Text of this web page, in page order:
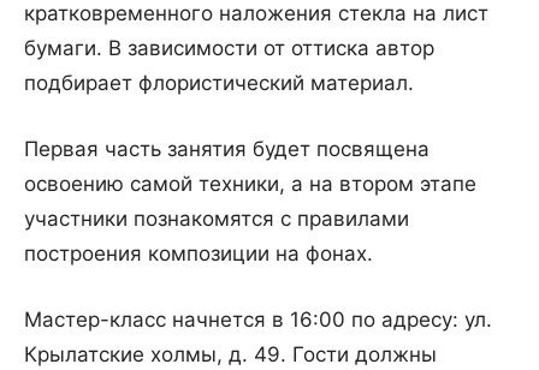
кратковременного наложения стекла на лист
бумаги. В зависимости от оттиска автор
подбирает флористический материал.
Первая часть занятия будет посвящена
освоению самой техники, а на втором этапе
участники познакомятся с правилами
построения композиции на фонах.
Мастер-класс начнется в 16:00 по адресу: ул.
Крылатские холмы, д. 49. Гости должны